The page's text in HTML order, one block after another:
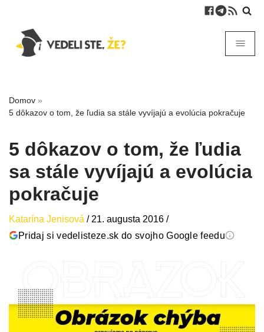
Domov »
5 dôkazov o tom, že ľudia sa stále vyvíjajú a evolúcia pokračuje
5 dôkazov o tom, že ľudia
sa stále vyvíjajú a evolúcia
pokračuje
Katarína Jenisová / 21. augusta 2016 /
Pridaj si vedelisteze.sk do svojho Google feedu